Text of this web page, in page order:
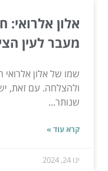
אלון אלרואי:
מעבר לעין
שמו של אלון אלרואי
ולהצלחה. עם זאת,
שנותר...
קרא עוד »
ינו 24, 2024